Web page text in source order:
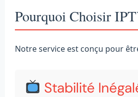
Pourquoi Choisir
Notre service est conçu pour
Stabilité